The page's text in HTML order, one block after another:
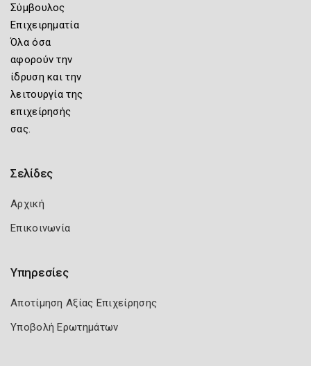
Σύμβουλος
Επιχειρηματία
Όλα όσα
αφορούν την
ίδρυση και την
λειτουργία της
επιχείρησής
σας.
Σελίδες
Αρχική
Επικοινωνία
Υπηρεσίες
Αποτίμηση Αξίας Επιχείρησης
Υποβολή Ερωτημάτων